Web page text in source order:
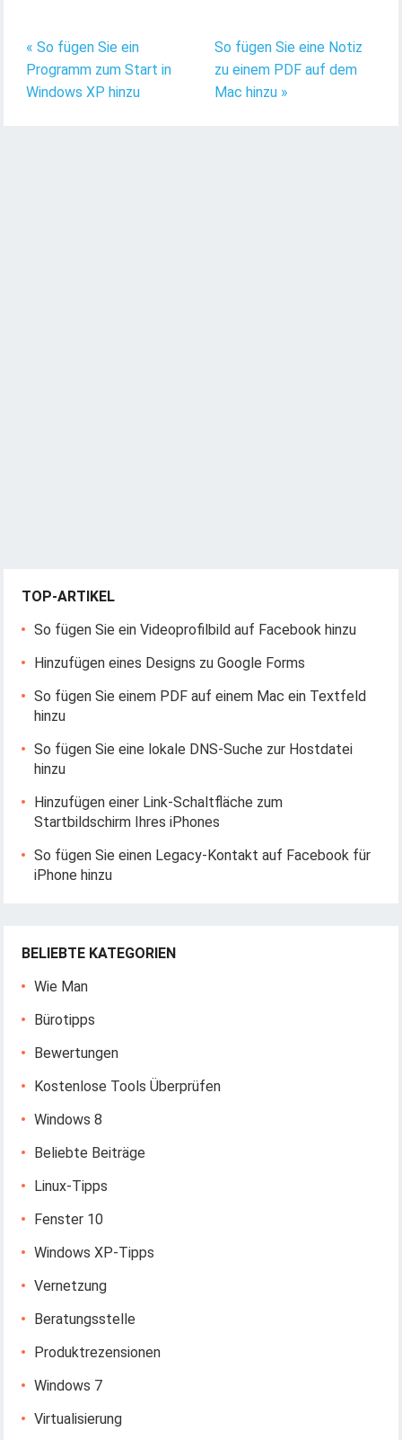
« So fügen Sie ein
Programm zum Start in
Windows XP hinzu
So fügen Sie eine Notiz
zu einem PDF auf dem
Mac hinzu »
TOP-ARTIKEL
So fügen Sie ein Videoprofilbild auf Facebook hinzu
Hinzufügen eines Designs zu Google Forms
So fügen Sie einem PDF auf einem Mac ein Textfeld
hinzu
So fügen Sie eine lokale DNS-Suche zur Hostdatei
hinzu
Hinzufügen einer Link-Schaltfläche zum
Startbildschirm Ihres iPhones
So fügen Sie einen Legacy-Kontakt auf Facebook für
iPhone hinzu
BELIEBTE KATEGORIEN
Wie Man
Bürotipps
Bewertungen
Kostenlose Tools Überprüfen
Windows 8
Beliebte Beiträge
Linux-Tipps
Fenster 10
Windows XP-Tipps
Vernetzung
Beratungsstelle
Produktrezensionen
Windows 7
Virtualisierung